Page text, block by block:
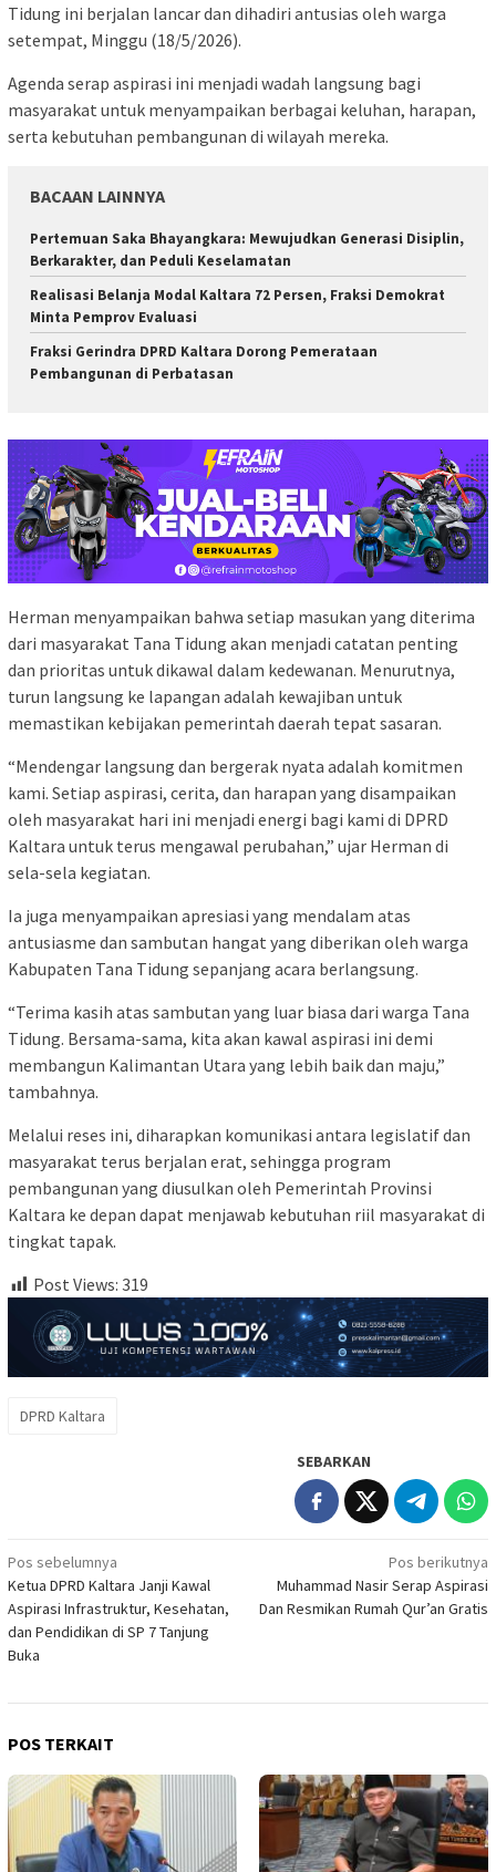
Tidung ini berjalan lancar dan dihadiri antusias oleh warga
setempat, Minggu (18/5/2026).
Agenda serap aspirasi ini menjadi wadah langsung bagi
masyarakat untuk menyampaikan berbagai keluhan, harapan,
serta kebutuhan pembangunan di wilayah mereka.
BACAAN LAINNYA
Pertemuan Saka Bhayangkara: Mewujudkan Generasi Disiplin,
Berkarakter, dan Peduli Keselamatan
Realisasi Belanja Modal Kaltara 72 Persen, Fraksi Demokrat
Minta Pemprov Evaluasi
Fraksi Gerindra DPRD Kaltara Dorong Pemerataan
Pembangunan di Perbatasan
Herman menyampaikan bahwa setiap masukan yang diterima
dari masyarakat Tana Tidung akan menjadi catatan penting
dan prioritas untuk dikawal dalam kedewanan. Menurutnya,
turun langsung ke lapangan adalah kewajiban untuk
memastikan kebijakan pemerintah daerah tepat sasaran.
“Mendengar langsung dan bergerak nyata adalah komitmen
kami. Setiap aspirasi, cerita, dan harapan yang disampaikan
oleh masyarakat hari ini menjadi energi bagi kami di DPRD
Kaltara untuk terus mengawal perubahan,” ujar Herman di
sela-sela kegiatan.
Ia juga menyampaikan apresiasi yang mendalam atas
antusiasme dan sambutan hangat yang diberikan oleh warga
Kabupaten Tana Tidung sepanjang acara berlangsung.
“Terima kasih atas sambutan yang luar biasa dari warga Tana
Tidung. Bersama-sama, kita akan kawal aspirasi ini demi
membangun Kalimantan Utara yang lebih baik dan maju,”
tambahnya.
Melalui reses ini, diharapkan komunikasi antara legislatif dan
masyarakat terus berjalan erat, sehingga program
pembangunan yang diusulkan oleh Pemerintah Provinsi
Kaltara ke depan dapat menjawab kebutuhan riil masyarakat di
tingkat tapak.
Post Views: 319
DPRD Kaltara
SEBARKAN
Navigasi
pos
Pos sebelumnya
Ketua DPRD Kaltara Janji Kawal
Aspirasi Infrastruktur, Kesehatan,
dan Pendidikan di SP 7 Tanjung
Buka
Pos berikutnya
Muhammad Nasir Serap Aspirasi
Dan Resmikan Rumah Qur’an Gratis
POS TERKAIT